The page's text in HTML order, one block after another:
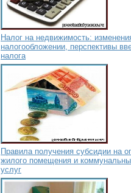
Налог на недвижимость:
налогообложении, перспективы
налога
Правила получения субсидии на
жилого помещения и
услуг